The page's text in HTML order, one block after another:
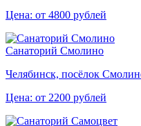
Цена: от 4800 рублей
Санаторий Смолино
Челябинск, посёлок
Цена: от 2200 рублей